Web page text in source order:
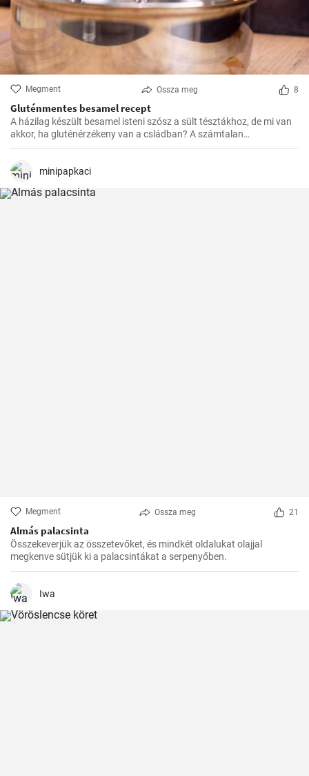
Megment Ossza meg 8
Gluténmentes besamel recept
A házilag készült besamel isteni szósz a sült tésztákhoz, de mi van
akkor, ha gluténérzékeny van a csládban? A számtalan
gluténmentes változat közül nekem eddig ez vált be a legjobban,
képest.minipapkaci
Megment Ossza meg 21
Almás palacsinta
Összekeverjük az összetevőket, és mindkét oldalukat olajjal
megkenve sütjük ki a palacsintákat a serpenyőben.
Iwa